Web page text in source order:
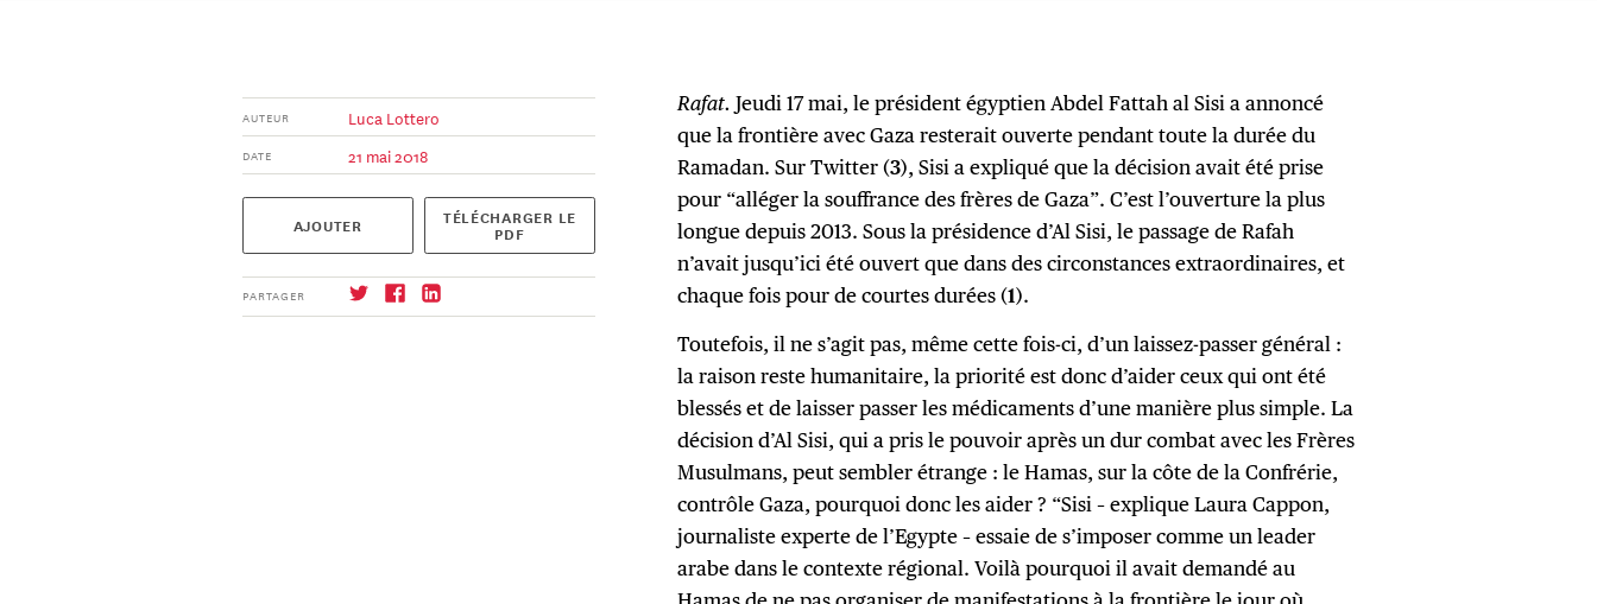
AUTEUR Luca Lottero
DATE 21 mai 2018
AJOUTER TÉLÉCHARGER LE
PDF
PARTAGER
Rafat. Jeudi 17 mai, le président égyptien Abdel Fattah al Sisi a annoncé
que la frontière avec Gaza resterait ouverte pendant toute la durée du
Ramadan. Sur Twitter (3), Sisi a expliqué que la décision avait été prise
pour “alléger la souffrance des frères de Gaza”. C’est l’ouverture la plus
longue depuis 2013. Sous la présidence d’Al Sisi, le passage de Rafah
n’avait jusqu’ici été ouvert que dans des circonstances extraordinaires, et
chaque fois pour de courtes durées (1).
Toutefois, il ne s’agit pas, même cette fois-ci, d’un laissez-passer général :
la raison reste humanitaire, la priorité est donc d’aider ceux qui ont été
blessés et de laisser passer les médicaments d’une manière plus simple. La
décision d’Al Sisi, qui a pris le pouvoir après un dur combat avec les Frères
Musulmans, peut sembler étrange : le Hamas, sur la côte de la Confrérie,
contrôle Gaza, pourquoi donc les aider ? “Sisi – explique Laura Cappon,
journaliste experte de l’Egypte – essaie de s’imposer comme un leader
arabe dans le contexte régional. Voilà pourquoi il avait demandé au